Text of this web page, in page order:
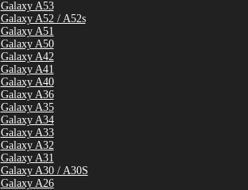
Galaxy A53
Galaxy A52 / A52s
Galaxy A51
Galaxy A50
Galaxy A42
Galaxy A41
Galaxy A40
Galaxy A36
Galaxy A35
Galaxy A34
Galaxy A33
Galaxy A32
Galaxy A31
Galaxy A30 / A30S
Galaxy A26